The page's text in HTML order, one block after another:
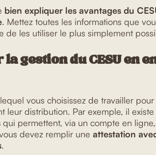
bien expliquer les avantages du
. Mettez toutes les informations que
de les utiliser le plus simplement
gestion du CESU en
lequel vous choisissez de travailler
leur distribution. Par exemple, il
qui permettent, via un compte en
devez remplir une attestation
.